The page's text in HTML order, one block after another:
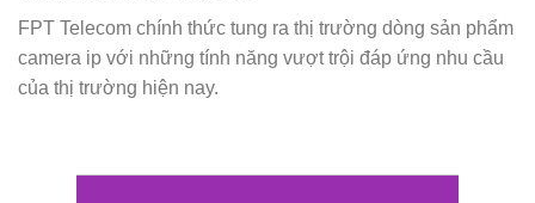
FPT Telecom chính thức tung ra thị trường dòng sản phẩm
camera ip với những tính năng vượt trội đáp ứng nhu cầu
của thị trường hiện nay.